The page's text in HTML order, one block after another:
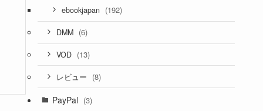
ebookjapan (192)
DMM (6)
VOD (13)
レビュー (8)
PayPal (3)